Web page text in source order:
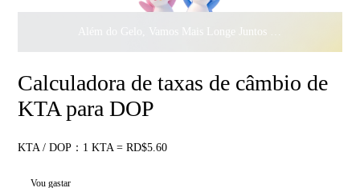
Além do Gelo, Vamos Mais Longe Juntos ·$500.000
Calculadora de taxas de câmbio de
KTA para DOP
KTA / DOP：1 KTA = RD$5.60
Vou gastar